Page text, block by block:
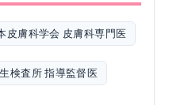
皮膚科学会 皮膚科専門医
検査所 指導監督医